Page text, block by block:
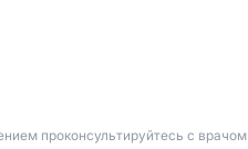
проконсультируйтесь с врачом